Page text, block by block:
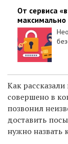
От сервиса
Как
совершено в
позвонил
доставить
нужно назвать